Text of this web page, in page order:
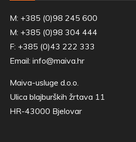
M: +385 (0)98 245 600
M: +385 (0)98 304 444
F: +385 (0)43 222 333
Email: info@maiva.hr
Maiva-usluge d.o.o.
Ulica blajburških žrtava 11
HR-43000 Bjelovar